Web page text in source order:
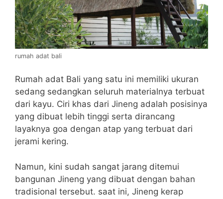
rumah adat bali
Rumah adat Bali yang satu ini memiliki ukuran
sedang sedangkan seluruh materialnya terbuat
dari kayu. Ciri khas dari Jineng adalah posisinya
yang dibuat lebih tinggi serta dirancang
layaknya goa dengan atap yang terbuat dari
jerami kering.
Namun, kini sudah sangat jarang ditemui
bangunan Jineng yang dibuat dengan bahan
tradisional tersebut. saat ini, Jineng kerap